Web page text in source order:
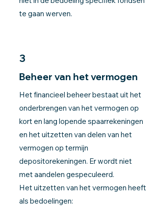
te gaan werven.
3
Beheer van het vermogen
Het financieel beheer bestaat uit het
onderbrengen van het vermogen op
kort en lang lopende spaarrekeningen
en het uitzetten van delen van het
vermogen op termijn
depositorekeningen. Er wordt niet
met aandelen gespeculeerd.
Het uitzetten van het vermogen heeft
als bedoelingen: